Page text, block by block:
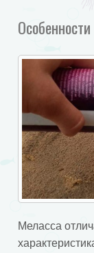
Особенности
Меласса